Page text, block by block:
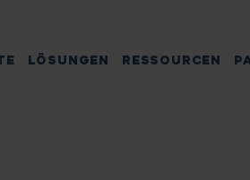
LÖSUNGEN RESSOURCEN